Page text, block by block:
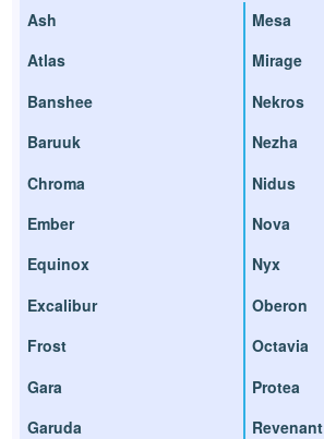
Ash
Atlas
Banshee
Baruuk
Chroma
Ember
Equinox
Excalibur
Frost
Gara
Garuda
Mesa
Mirage
Nekros
Nezha
Nidus
Nova
Nyx
Oberon
Octavia
Protea
Revenant